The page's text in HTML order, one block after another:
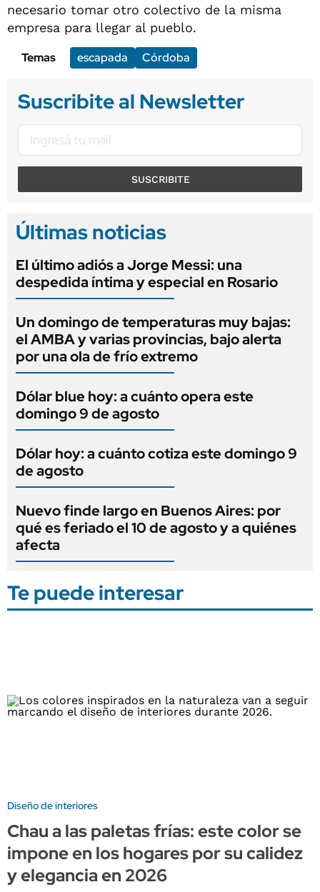
necesario tomar otro colectivo de la misma
empresa para llegar al pueblo.
Temas
escapada Córdoba
Suscribite al Newsletter
SUSCRIBITE
Últimas noticias
El último adiós a Jorge Messi: una
despedida íntima y especial en Rosario
Un domingo de temperaturas muy bajas:
el AMBA y varias provincias, bajo alerta
por una ola de frío extremo
Dólar blue hoy: a cuánto opera este
domingo 9 de agosto
Dólar hoy: a cuánto cotiza este domingo 9
de agosto
Nuevo finde largo en Buenos Aires: por
qué es feriado el 10 de agosto y a quiénes
afecta
Te puede interesar
Diseño de interiores
Chau a las paletas frías: este color se
impone en los hogares por su calidez
y elegancia en 2026